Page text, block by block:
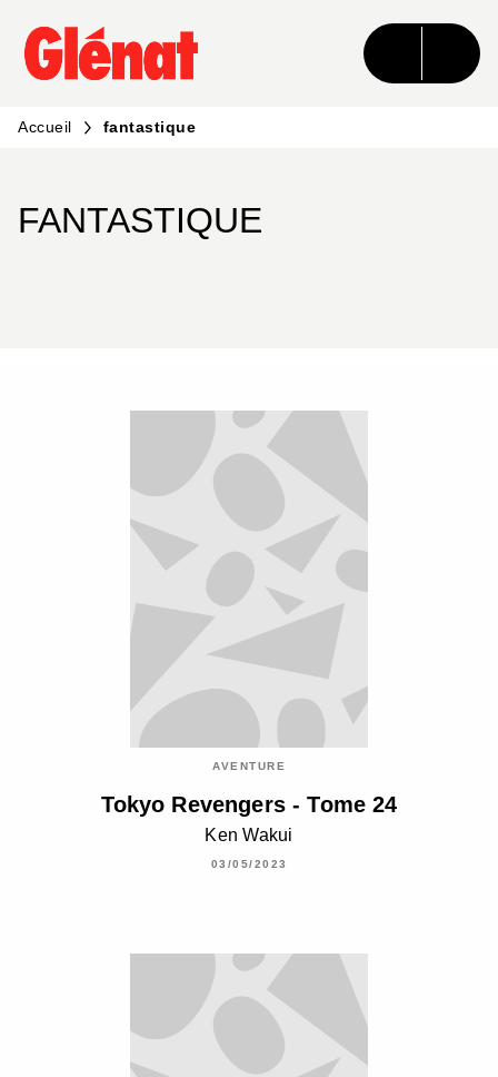
MENU RECHERCHE CONTENU
PIED DE PAGE
Accueil fantastique
FANTASTIQUE
AVENTURE
Tokyo Revengers - Tome 24
Ken Wakui
03/05/2023